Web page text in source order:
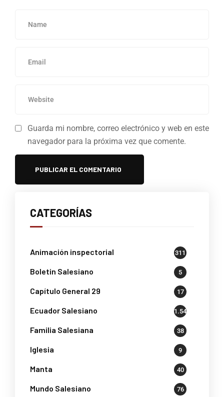
Guarda mi nombre, correo electrónico y web en este
navegador para la próxima vez que comente.
CATEGORÍAS
Animación inspectorial 311
Boletin Salesiano 5
Capítulo General 29 17
Ecuador Salesiano 1.541
Familia Salesiana 38
Iglesia 9
Manta 40
Mundo Salesiano 76